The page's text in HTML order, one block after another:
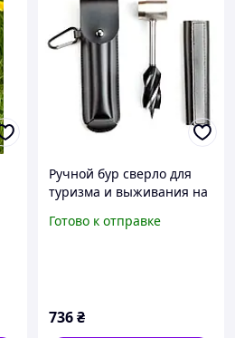
Ручной бур сверло для
туризма и выживания на
Готово к отправке
736₴